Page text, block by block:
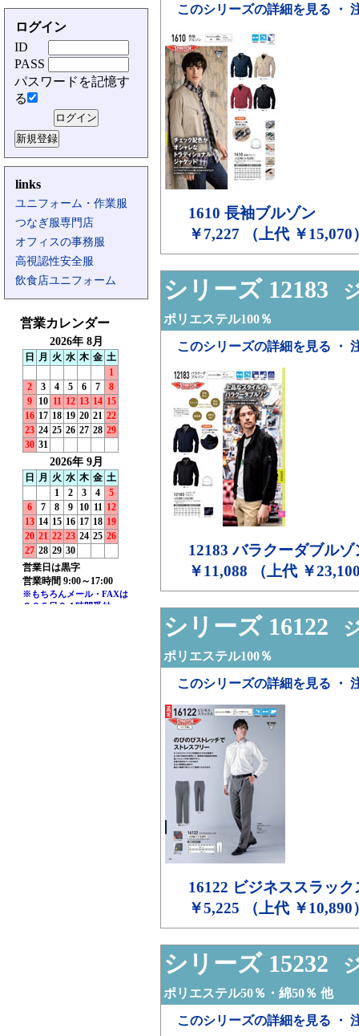
ログイン
ID
PASS
パスワードを記憶す
る
links
ユニフォーム・作業服
つなぎ服専門店
オフィスの事務服
高視認性安全服
飲食店ユニフォーム
このシリーズの詳細を見る ・
1610 長袖ブルゾン
￥7,227 （上代 ￥15,070
シリーズ 12183
ポリエステル100％
このシリーズの詳細を見る ・
12183 バラクーダブルゾ
￥11,088 （上代 ￥
シリーズ 16122
ポリエステル100％
このシリーズの詳細を見る ・
16122 ビジネススラック
￥5,225 （上代 ￥10,890
シリーズ 15232
ポリエステル50％・綿50％ 他
このシリーズの詳細を見る ・